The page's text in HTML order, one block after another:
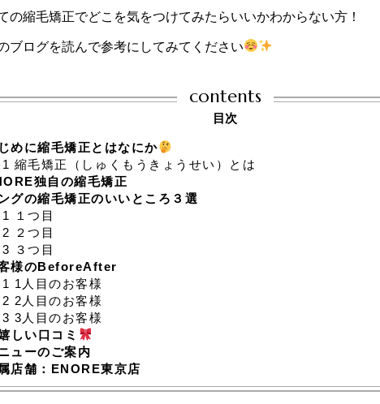
の縮毛矯正でどこを気をつけてみたらいいかわからない方！
ブログを読んで参考にしてみてください
contents
目次
めに縮毛矯正とはなにか
縮毛矯正（しゅくもうきょうせい）とは
独自の縮毛矯正
グの縮毛矯正のいいところ３選
１つ目
２つ目
３つ目
様のBeforeAfter
1人目のお客様
2人目のお客様
3人目のお客様
しい口コミ
ューのご案内
店舗：ENORE東京店